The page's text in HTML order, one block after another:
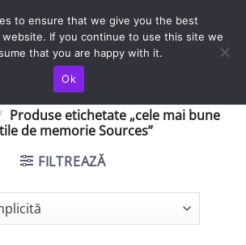
Produse etichetate „cele mai bune
de memorie Sources”
FILTREAZĂ
to ensure that we give you the best
If you continue to use this site we
that you are happy with it.
Ok